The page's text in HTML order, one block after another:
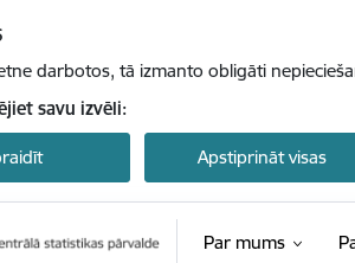
darbotos, tā izmanto obligāti
savu izvēli:
Apstiprināt visas
Par mums